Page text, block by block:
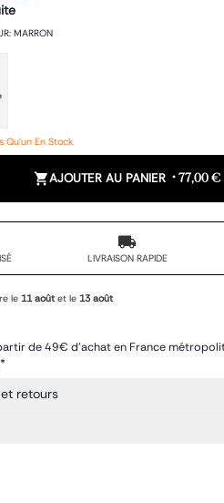
: MARRON
Qu'un En Stock
AJOUTER AU PANIER • 77,00 €
LIVRAISON RAPIDE
le 11 août et le 13 août
de 49€ d'achat en France
*
retours